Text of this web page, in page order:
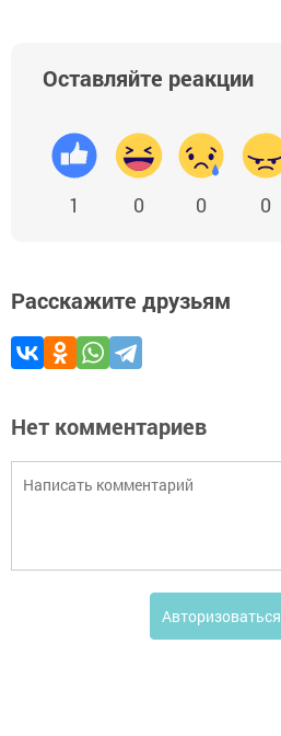
Оставляйте реакции
1 0 0 0
Расскажите друзьям
Нет комментариев
Авторизоваться